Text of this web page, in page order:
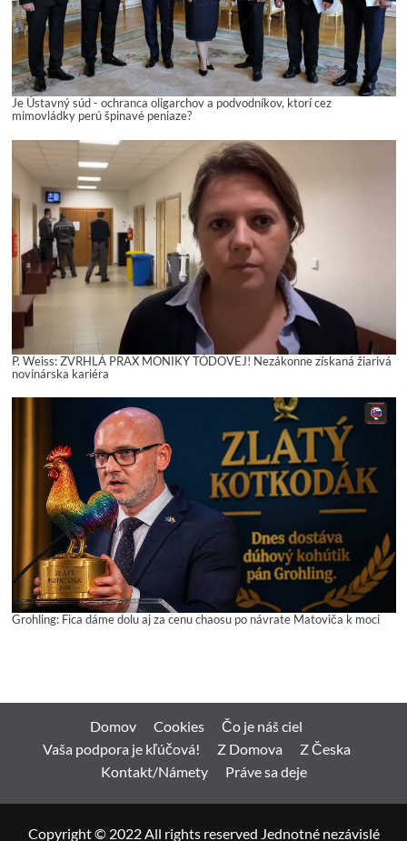
Je Ústavný súd - ochranca oligarchov a podvodníkov, ktorí cez
mimovládky perú špinavé peniaze?
P. Weiss: ZVRHLÁ PRAX MONIKY TÓDOVEJ! Nezákonne získaná žiarivá
novinárska kariéra
Grohling: Fica dáme dolu aj za cenu chaosu po návrate Matoviča k moci
Domov Cookies
Čo je náš ciel
Vaša podpora je kľúčová!
Z Domova
Z Česka
Kontakt/Námety
Práve sa deje
Copyright © 2022 All rights reserved Jednotné nezávislé